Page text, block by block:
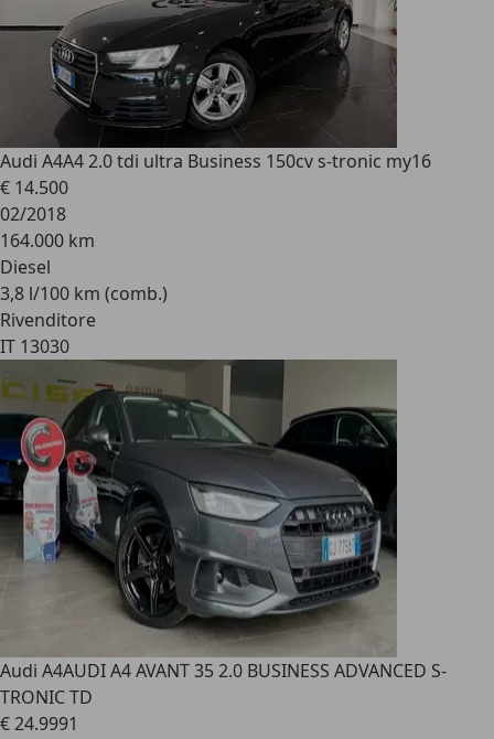
Audi A4A4 2.0 tdi ultra Business 150cv s-tronic my16
€ 14.500
02/2018
164.000 km
Diesel
3,8 l/100 km (comb.)
Rivenditore
IT 13030
Audi A4AUDI A4 AVANT 35 2.0 BUSINESS ADVANCED S-
TRONIC TD
€ 24.9991